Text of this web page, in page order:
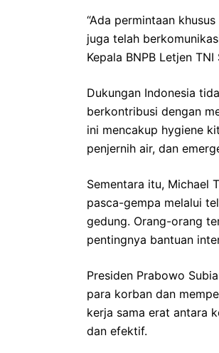
“Ada permintaan
juga telah
Kepala BNPB Letjen TNI
Dukungan Indonesia
berkontribusi dengan
ini mencakup hygiene
penjernih air, dan
Sementara itu, Michael
pasca-gempa melalui
gedung. Orang-orang
pentingnya bantuan
Presiden Prabowo
para korban dan
kerja sama erat antara
dan efektif.